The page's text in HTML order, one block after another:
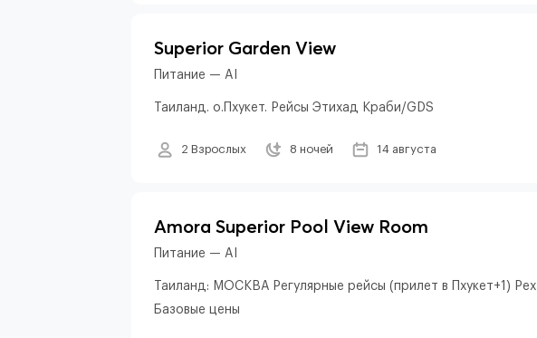
Superior Garden View
Питание — AI
Таиланд. о.Пхукет. Рейсы Этихад Краби/GDS
2 Взрослых 8 ночей 14 августа
Amora Superior Pool View Room
Питание — AI
Таиланд: МОСКВА Регулярные рейсы (прилет в Пхукет+1) Pex
Базовые цены